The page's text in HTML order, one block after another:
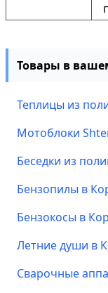
Товары в
Теплицы из
Мотоблоки
Беседки из
Бензопилы в
Бензокосы в
Летние души в
Сварочные